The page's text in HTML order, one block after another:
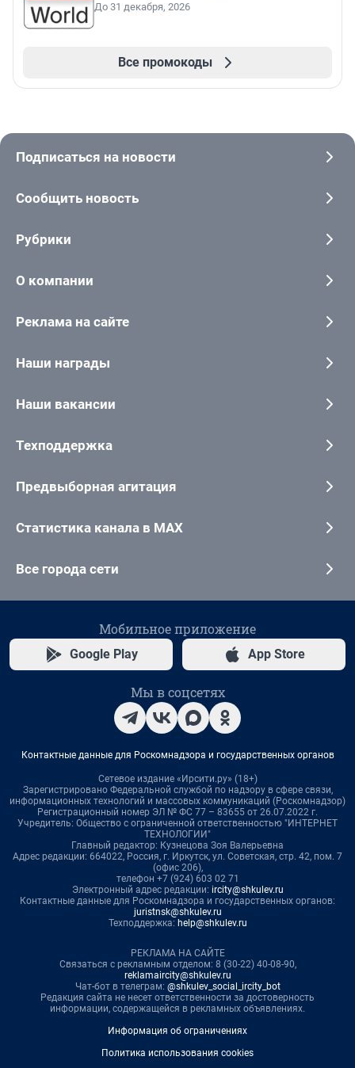
До 31 декабря, 2026
Все промокоды
Подписаться на новости
Сообщить новость
Рубрики
О компании
Реклама на сайте
Наши награды
Наши вакансии
Техподдержка
Предвыборная агитация
Статистика канала в MAX
Все города сети
Мобильное приложение
Google Play App Store
Мы в соцсетях
Контактные данные для Роскомнадзора и государственных органов
Сетевое издание «Ирсити.ру» (18+)
Зарегистрировано Федеральной службой по надзору в сфере связи,
информационных технологий и массовых коммуникаций (Роскомнадзор)
Регистрационный номер ЭЛ № ФС 77 – 83655 от 26.07.2022 г.
Учредитель: Общество с ограниченной ответственностью "ИНТЕРНЕТ
ТЕХНОЛОГИИ"
Главный редактор: Кузнецова Зоя Валерьевна
Адрес редакции: 664022, Россия, г. Иркутск, ул. Советская, стр. 42, пом. 7
(офис 206),
телефон +7 (924) 603 02 71
Электронный адрес редакции: ircity@shkulev.ru
Контактные данные для Роскомнадзора и государственных органов:
juristnsk@shkulev.ru
Техподдержка: help@shkulev.ru
РЕКЛАМА НА САЙТЕ
Связаться с рекламным отделом: 8 (30-22) 40-08-90,
reklamaircity@shkulev.ru
Чат-бот в телеграм: @shkulev_social_ircity_bot
Редакция сайта не несет ответственности за достоверность
информации, содержащейся в рекламных объявлениях.
Информация об ограничениях
Политика использования cookies